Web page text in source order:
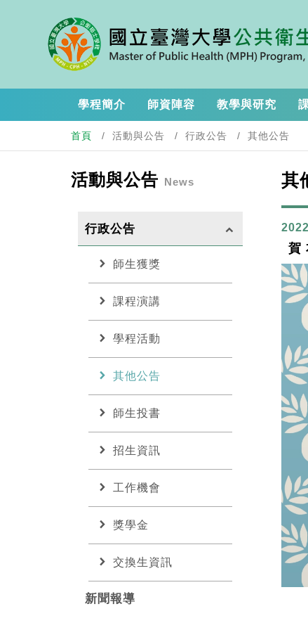
學程簡介 師資陣容 教學與研究
首頁 活動與公告 行政公告 其他公告
活動與公告 News
行政公告 keyboard_arrow_up
chevron_right 師生獲獎
chevron_right 課程演講
chevron_right 學程活動
chevron_right 其他公告
chevron_right 師生投書
chevron_right 招生資訊
chevron_right 工作機會
chevron_right 獎學金
chevron_right 交換生資訊
新聞報導
其
賀